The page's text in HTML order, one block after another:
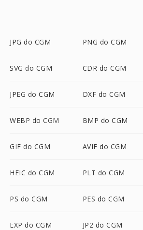
JPG do CGM PNG do CGM
SVG do CGM CDR do CGM
JPEG do CGM DXF do CGM
WEBP do CGM BMP do CGM
GIF do CGM AVIF do CGM
HEIC do CGM PLT do CGM
PS do CGM PES do CGM
EXP do CGM JP2 do CGM